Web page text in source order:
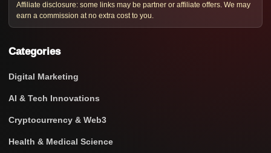
Affiliate disclosure: some links may be partner or affiliate offers. We may
earn a commission at no extra cost to you.
Categories
Digital Marketing
AI & Tech Innovations
Cryptocurrency & Web3
Health & Medical Science